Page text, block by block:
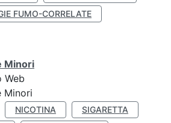
FUMO-CORRELATE
Minori
Web
Minori
NICOTINA
SIGARETTA